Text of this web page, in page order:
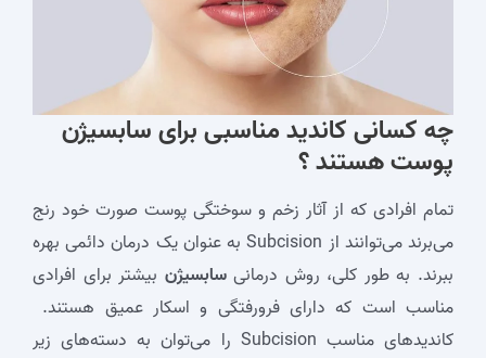
چه کسانی کاندید مناسبی برایسابسیژن
پوستهستند ؟
تمام افرادی که از آثار زخم و سوختگی پوست صورت خود رنج
می‌برند می‌توانند از Subcision به عنوان یک درمان دائمی بهره
ببرند. به طور کلی، روش درمانیسابسیژن بیشتر برای افرادی
مناسب است که دارای فرورفتگی و اسکار عمیق هستند.
کاندیدهای مناسب Subcision را می‌توان به دسته‌های زیر